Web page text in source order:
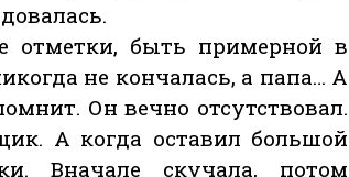
отметки, быть примерной в
не кончалась, а папа… А
Он вечно отсутствовал.
А когда оставил большой
Вначале скучала, потом